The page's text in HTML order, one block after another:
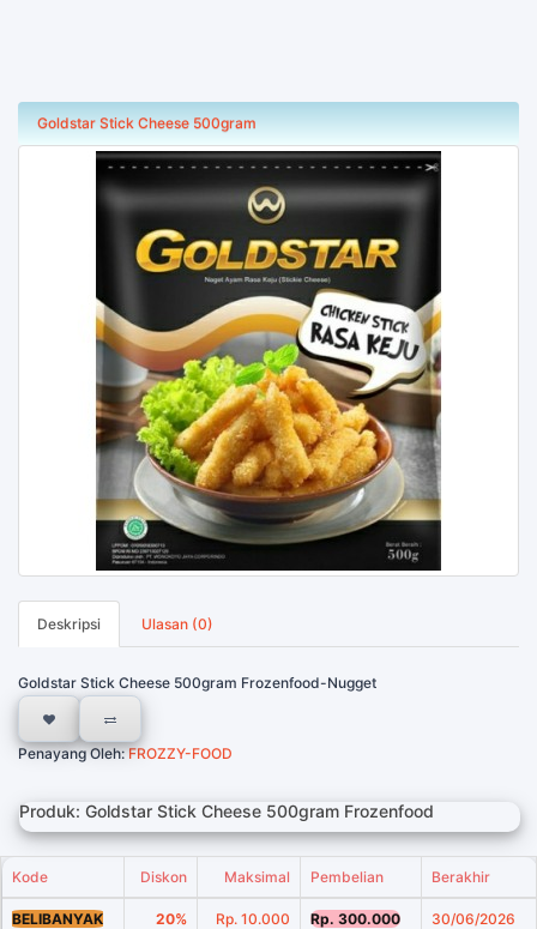
Goldstar Stick Cheese 500gram
Deskripsi Ulasan (0)
Goldstar Stick Cheese 500gram Frozenfood-Nugget
Penayang Oleh:FROZZY-FOOD
Produk: Goldstar Stick Cheese 500gram Frozenfood
Kode Diskon Maksimal Pembelian Berakhir
BELIBANYAK 20% Rp. 10.000 Rp. 300.000 30/06/2026